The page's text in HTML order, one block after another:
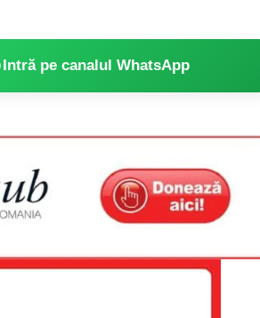
Intră pe canalul WhatsApp